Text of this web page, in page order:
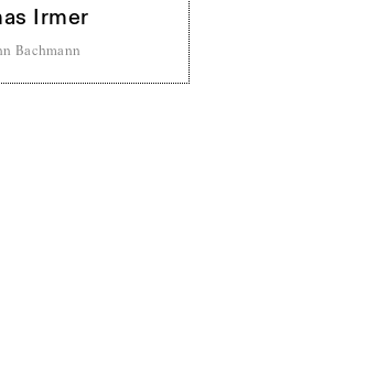
Irmer
Bachmann